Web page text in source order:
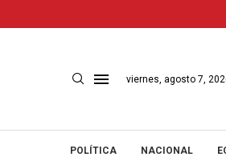
viernes, agosto 7,
POLÍTICA NACIONAL